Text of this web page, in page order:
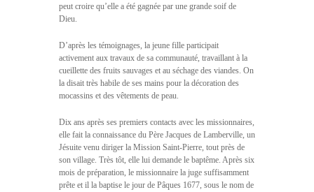
peut croire qu’elle a été gagnée par une grande soif de
Dieu.
D’après les témoignages, la jeune fille participait
activement aux travaux de sa communauté, travaillant à la
cueillette des fruits sauvages et au séchage des viandes. On
la disait très habile de ses mains pour la décoration des
mocassins et des vêtements de peau.
Dix ans après ses premiers contacts avec les missionnaires,
elle fait la connaissance du Père Jacques de Lamberville, un
Jésuite venu diriger la Mission Saint-Pierre, tout près de
son village. Très tôt, elle lui demande le baptême. Après six
mois de préparation, le missionnaire la juge suffisamment
prête et il la baptise le jour de Pâques 1677, sous le nom de